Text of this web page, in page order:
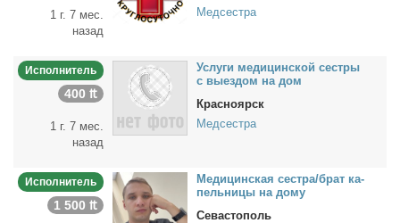
1 г. 7 мес.
назад
Медсестра
Исполнитель
400 ₶
1 г. 7 мес.
назад
Услу­ги ме­ди­цин­ской сест­ры
с вы­ез­дом на дом
Красноярск
Медсестра
Исполнитель
1 500 ₶
Ме­ди­цин­ская сест­ра/брат ка­
пель­ни­цы на до­му
Севастополь